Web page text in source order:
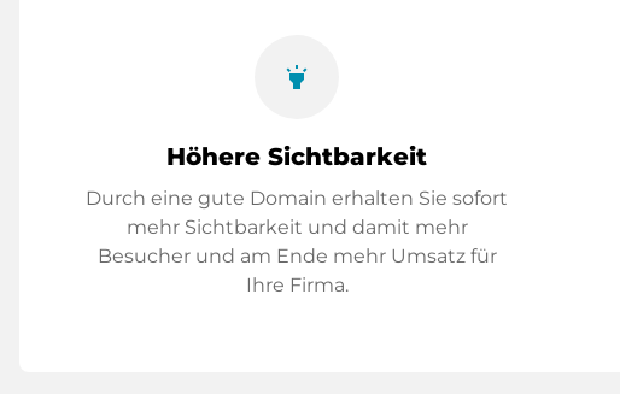
highlight
Höhere Sichtbarkeit
Durch eine gute Domain erhalten Sie sofort
mehr Sichtbarkeit und damit mehr
Besucher und am Ende mehr Umsatz für
Ihre Firma.